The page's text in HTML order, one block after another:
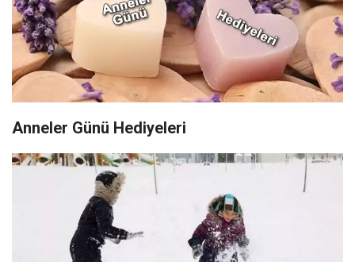
Anneler Günü Hediyeleri